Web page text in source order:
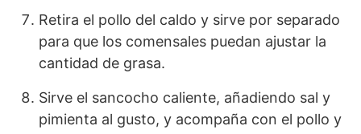
Retira el pollo del caldo y sirve por separado
para que los comensales puedan ajustar la
cantidad de grasa.
Sirve el sancocho caliente, añadiendo sal y
pimienta al gusto, y acompaña con el pollo y